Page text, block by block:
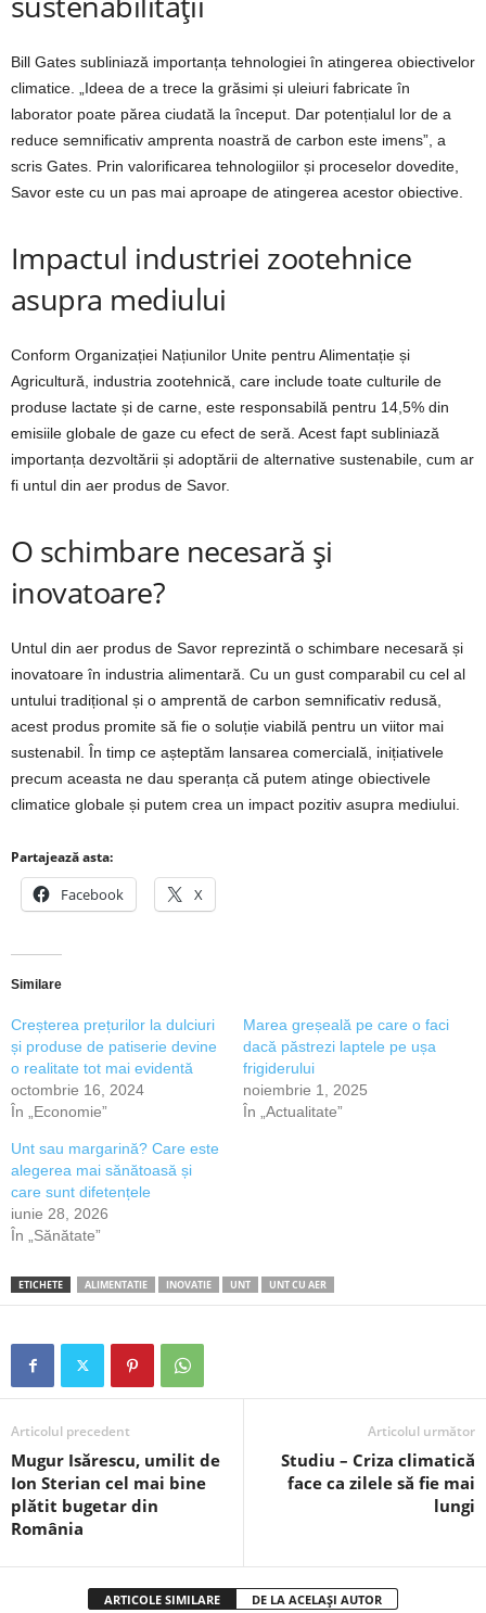
Bill Gates subliniază importanța tehnologiei în atingerea obiectivelor
climatice. „Ideea de a trece la grăsimi și uleiuri fabricate în
laborator poate părea ciudată la început. Dar potențialul lor de a
reduce semnificativ amprenta noastră de carbon este imens”, a
scris Gates. Prin valorificarea tehnologiilor și proceselor dovedite,
Savor este cu un pas mai aproape de atingerea acestor obiective.
Impactul industriei zootehnice
asupra mediului
Conform Organizației Națiunilor Unite pentru Alimentație și
Agricultură, industria zootehnică, care include toate culturile de
produse lactate și de carne, este responsabilă pentru 14,5% din
emisiile globale de gaze cu efect de seră. Acest fapt subliniază
importanța dezvoltării și adoptării de alternative sustenabile, cum ar
fi untul din aer produs de Savor.
O schimbare necesară și
inovatoare?
Untul din aer produs de Savor reprezintă o schimbare necesară și
inovatoare în industria alimentară. Cu un gust comparabil cu cel al
untului tradițional și o amprentă de carbon semnificativ redusă,
acest produs promite să fie o soluție viabilă pentru un viitor mai
sustenabil. În timp ce așteptăm lansarea comercială, inițiativele
precum aceasta ne dau speranța că putem atinge obiectivele
climatice globale și putem crea un impact pozitiv asupra mediului.
Partajează asta:
Facebook X
Similare
Creșterea prețurilor la dulciuri
și produse de patiserie devine
o realitate tot mai evidentă
octombrie 16, 2024
În „Economie”
Marea greșeală pe care o faci
dacă păstrezi laptele pe ușa
frigiderului
noiembrie 1, 2025
În „Actualitate”
Unt sau margarină? Care este
alegerea mai sănătoasă și
care sunt difetențele
iunie 28, 2026
În „Sănătate”
ETICHETE ALIMENTATIE INOVATIE UNT UNT CU AER
Articolul precedent
Mugur Isărescu, umilit de
Ion Sterian cel mai bine
plătit bugetar din
România
Articolul următor
Studiu – Criza climatică
face ca zilele să fie mai
lungi
ARTICOLE SIMILARE DE LA ACELAȘI AUTOR